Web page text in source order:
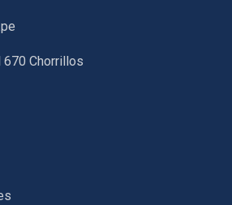
670 Chorrillos